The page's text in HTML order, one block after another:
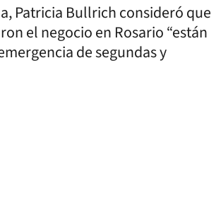
Patricia Bullrich consideró que
el negocio en Rosario “están
de segundas y